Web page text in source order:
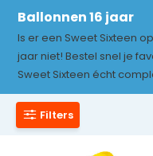
Ballonnen 16 jaar
Is er een Sweet Sixteen
jaar niet! Bestel snel je
Sweet Sixteen écht
Filters